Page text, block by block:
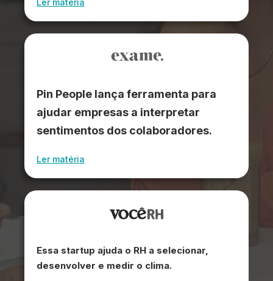
Ler matéria
Pin People lança ferramenta para
ajudar empresas a interpretar
sentimentos dos colaboradores.
Ler matéria
Essa startup ajuda o RH a selecionar,
desenvolver e medir o clima.